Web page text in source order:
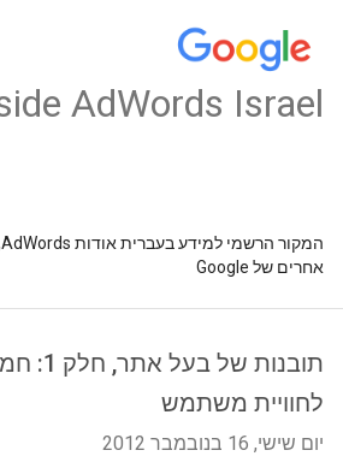
AdWords Israel
אחרים של Google
תובנות
לחוויית משתמש
יום שישי, 16 בנובמבר 2012